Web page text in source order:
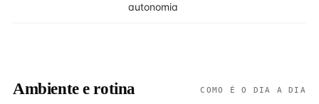
autonomia
Ambiente e rotina COMO É O DIA A DIA